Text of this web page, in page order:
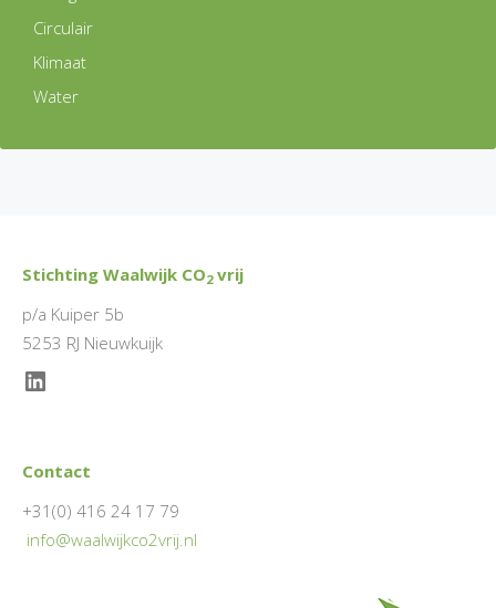
Circulair
Klimaat
Water
Stichting Waalwijk CO2vrij
p/a Kuiper 5b
5253 RJ Nieuwkuijk
LinkedIn
Contact
+31(0) 416 24 17 79
info@waalwijkco2vrij.nl